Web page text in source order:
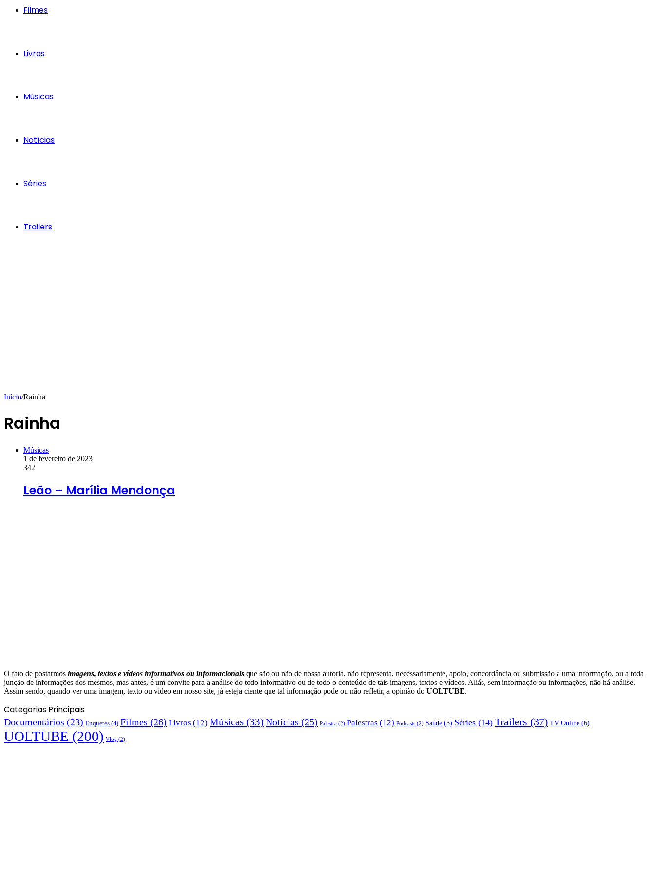
Filmes
Livros
Músicas
Notícias
Séries
Trailers
Início/Rainha
Rainha
Músicas
1 de fevereiro de 2023
342
Leão – Marília Mendonça
O fato de postarmos imagens, textos e vídeos informativos ou informacionais que são ou não de nossa autoria, não representa, necessariamente, apoio, concordância ou submissão a uma informação, ou a toda
junção de informações dos mesmos, mas antes, é um convite para a análise do todo informativo ou de todo o conteúdo de tais imagens, textos e vídeos. Aliás, sem informação ou informações, não há análise.
Assim sendo, quando ver uma imagem, texto ou vídeo em nosso site, já esteja ciente que tal informação pode ou não refletir, a opinião do UOLTUBE.
Categorias Principais
Documentários (23) Enquetes (4) Filmes (26) Livros (12) Músicas (33) Notícias (25) Palestra (2) Palestras (12) Podcasts (2) Saúde (5) Séries (14) Trailers (37) TV Online (6)
UOLTUBE (200) Vlog (2)